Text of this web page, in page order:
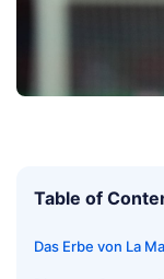
Table of
Das Erbe von La